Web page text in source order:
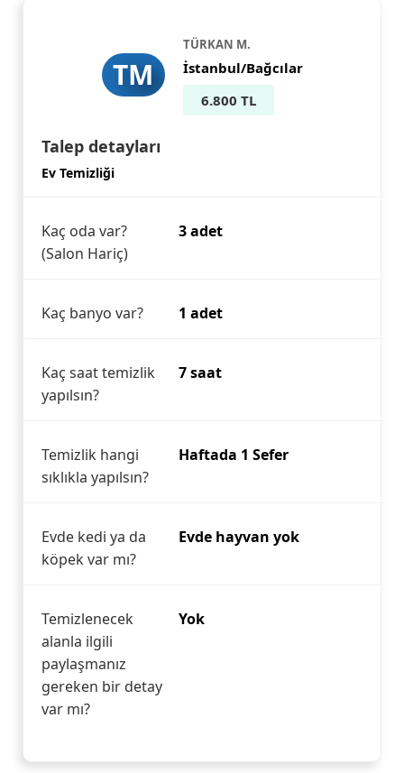
TM
TÜRKAN M.
İstanbul/Bağcılar
6.800 TL
Talep detayları
Ev Temizliği
Kaç oda var?
(Salon Hariç)
3 adet
Kaç banyo var? 1 adet
Kaç saat temizlik
yapılsın?
7 saat
Temizlik hangi
sıklıkla yapılsın?
Haftada 1 Sefer
Evde kedi ya da
köpek var mı?
Evde hayvan yok
Temizlenecek
alanla ilgili
paylaşmanız
gereken bir detay
var mı?
Yok